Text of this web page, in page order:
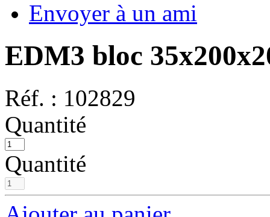
Envoyer à un ami
EDM3 bloc
Réf. : 102829
Quantité
Quantité